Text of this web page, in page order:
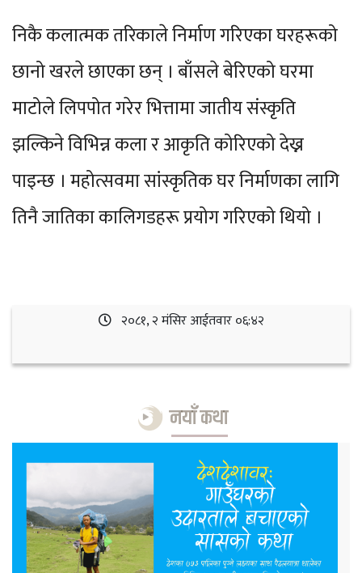
निकै कलात्मक तरिकाले निर्माण गरिएका घरहरूको
छानो खरले छाएका छन् । बाँसले बेरिएको घरमा
माटोले लिपपोत गरेर भित्तामा जातीय संस्कृति
झल्किने विभिन्न कला र आकृति कोरिएको देख्न
पाइन्छ । महोत्सवमा सांस्कृतिक घर निर्माणका लागि
तिनै जातिका कालिगडहरू प्रयोग गरिएको थियो ।
२०८१, २ मंसिर आईतवार ०६:४२
नयाँ कथा